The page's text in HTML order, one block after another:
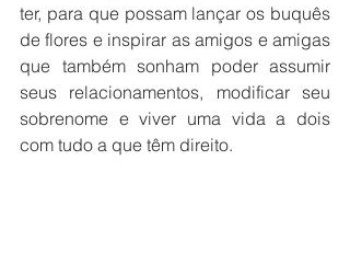
ter, para que possam lançar os buquês
de flores e inspirar as amigos e amigas
que também sonham poder assumir
seus relacionamentos, modificar seu
sobrenome e viver uma vida a dois
com tudo a que têm direito.